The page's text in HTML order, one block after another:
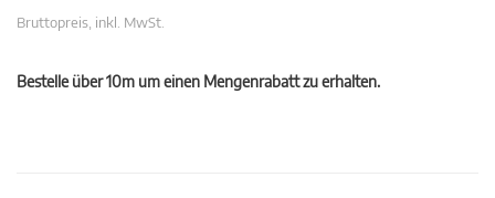
Bruttopreis, inkl. MwSt.
Bestelle über 10m um einen Mengenrabatt zu erhalten.